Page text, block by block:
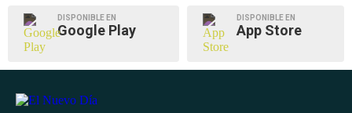
DISPONIBLE EN
Google Play
DISPONIBLE EN
App Store